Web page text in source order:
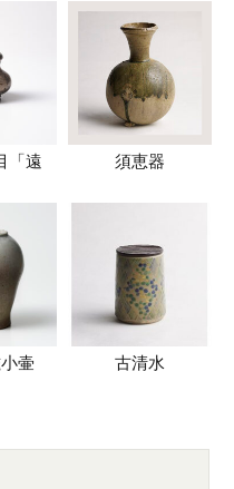
「遠
須恵器
壷 古清水